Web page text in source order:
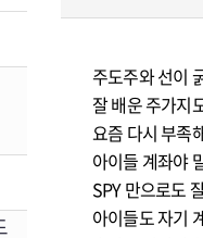
주도주와 선이
잘 배운 주가지
요즘 다시 부족
아이들 계좌야
SPY 만으로도
아이들도 자기